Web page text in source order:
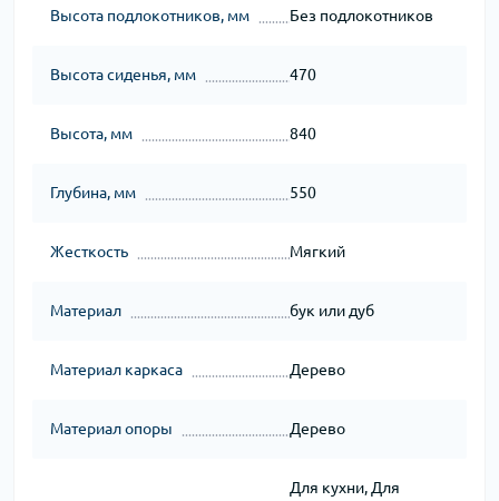
Высота подлокотников, мм Без подлокотников
Высота сиденья, мм 470
Высота, мм 840
Глубина, мм 550
Жесткость Мягкий
Материал бук или дуб
Материал каркаса Дерево
Материал опоры Дерево
Для кухни, Для